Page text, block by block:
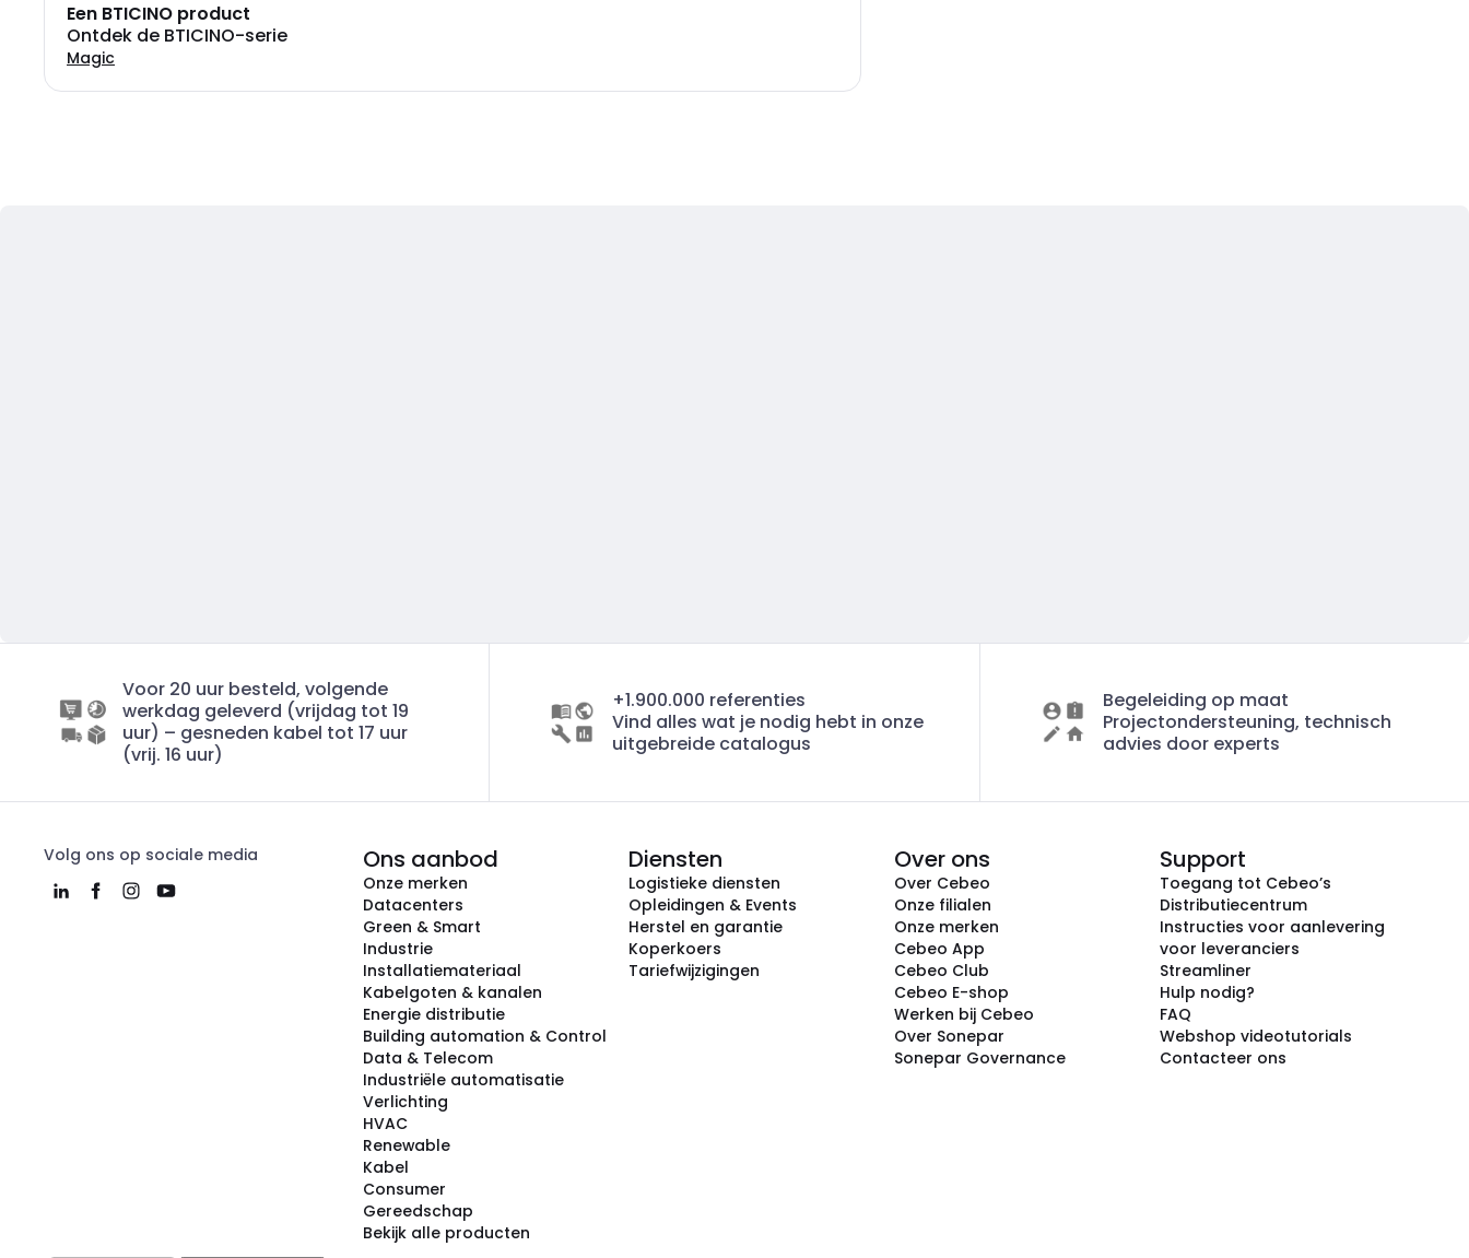
Een BTICINO product
Ontdek de BTICINO-serie
Magic
Voor 20 uur besteld, volgende
werkdag geleverd (vrijdag tot 19
uur) – gesneden kabel tot 17 uur
(vrij. 16 uur)
+1.900.000 referenties
Vind alles wat je nodig hebt in onze
uitgebreide catalogus
Begeleiding op maat
Projectondersteuning, technisch
advies door experts
Volg ons op sociale media Ons aanbod
Onze merken
Datacenters
Green & Smart
Industrie
Installatiemateriaal
Kabelgoten & kanalen
Energie distributie
Building automation & Control
Data & Telecom
Industriële automatisatie
Verlichting
HVAC
Renewable
Kabel
Consumer
Gereedschap
Bekijk alle producten
Diensten
Logistieke diensten
Opleidingen & Events
Herstel en garantie
Koperkoers
Tariefwijzigingen
Over ons
Over Cebeo
Onze filialen
Onze merken
Cebeo App
Cebeo Club
Cebeo E-shop
Werken bij Cebeo
Over Sonepar
Sonepar Governance
Support
Toegang tot Cebeo’s
Distributiecentrum
Instructies voor aanlevering
voor leveranciers
Streamliner
Hulp nodig?
FAQ
Webshop videotutorials
Contacteer ons